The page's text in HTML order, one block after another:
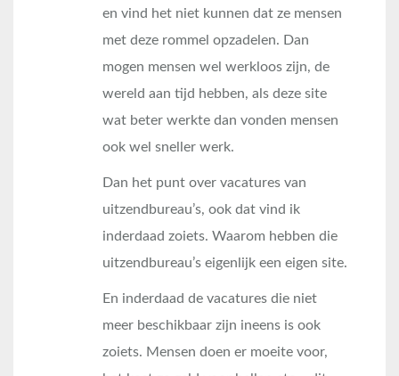
en vind het niet kunnen dat ze mensen
met deze rommel opzadelen. Dan
mogen mensen wel werkloos zijn, de
wereld aan tijd hebben, als deze site
wat beter werkte dan vonden mensen
ook wel sneller werk.
Dan het punt over vacatures van
uitzendbureau’s, ook dat vind ik
inderdaad zoiets. Waarom hebben die
uitzendbureau’s eigenlijk een eigen site.
En inderdaad de vacatures die niet
meer beschikbaar zijn ineens is ook
zoiets. Mensen doen er moeite voor,